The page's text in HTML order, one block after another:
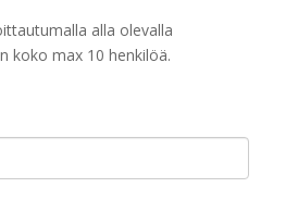
alla olevalla
koko max 10 henkilöä.